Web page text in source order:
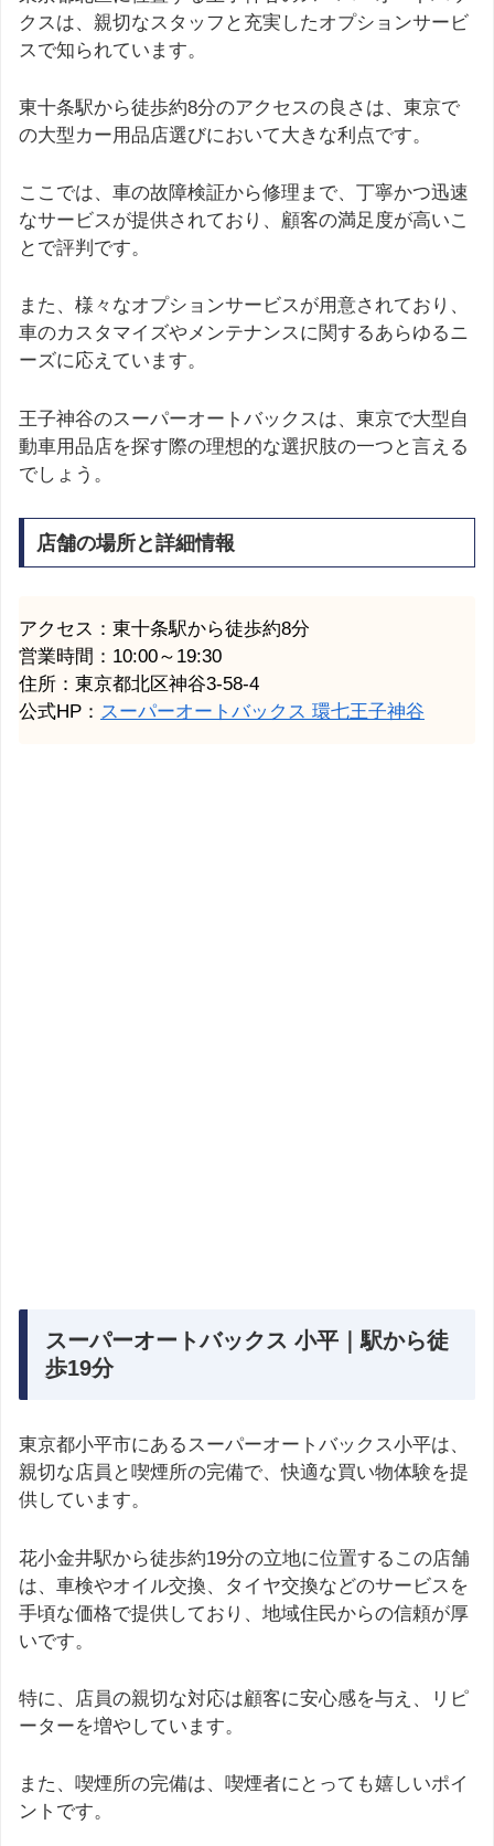
クスは、親切なスタッフと充実したオプションサービ
スで知られています。
東十条駅から徒歩約8分のアクセスの良さは、東京で
の大型カー用品店選びにおいて大きな利点です。
ここでは、車の故障検証から修理まで、丁寧かつ迅速
なサービスが提供されており、顧客の満足度が高いこ
とで評判です。
また、様々なオプションサービスが用意されており、
車のカスタマイズやメンテナンスに関するあらゆるニ
ーズに応えています。
王子神谷のスーパーオートバックスは、東京で大型自
動車用品店を探す際の理想的な選択肢の一つと言える
でしょう。
店舗の場所と詳細情報
アクセス：東十条駅から徒歩約8分
営業時間：10:00～19:30
住所：東京都北区神谷3-58-4
公式HP： スーパーオートバックス 環七王子神谷
スーパーオートバックス 小平｜駅から徒
歩19分
東京都小平市にあるスーパーオートバックス小平は、
親切な店員と喫煙所の完備で、快適な買い物体験を提
供しています。
花小金井駅から徒歩約19分の立地に位置するこの店舗
は、車検やオイル交換、タイヤ交換などのサービスを
手頃な価格で提供しており、地域住民からの信頼が厚
いです。
特に、店員の親切な対応は顧客に安心感を与え、リピ
ーターを増やしています。
また、喫煙所の完備は、喫煙者にとっても嬉しいポイ
ントです。